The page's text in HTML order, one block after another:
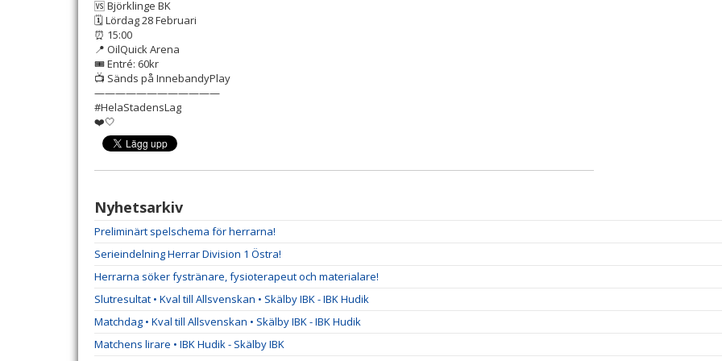
🆚 Björklinge BK
🗓️ Lördag 28 Februari
⏰ 15:00
📍 OilQuick Arena
🎟 Entré: 60kr
📺 Sänds på InnebandyPlay
————————————
#HelaStadensLag
❤️🤍
Nyhetsarkiv
Preliminärt spelschema för herrarna!
Serieindelning Herrar Division 1 Östra!
Herrarna söker fystränare, fysioterapeut och materialare!
Slutresultat • Kval till Allsvenskan • Skälby IBK - IBK Hudik
Matchdag • Kval till Allsvenskan • Skälby IBK - IBK Hudik
Matchens lirare • IBK Hudik - Skälby IBK